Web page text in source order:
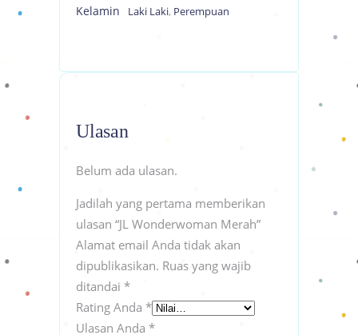
Kelamin Laki Laki, Perempuan
Ulasan
Belum ada ulasan.
Jadilah yang pertama memberikan
ulasan “JL Wonderwoman Merah”
Alamat email Anda tidak akan
dipublikasikan. Ruas yang wajib
ditandai *
Rating Anda *
Ulasan Anda *